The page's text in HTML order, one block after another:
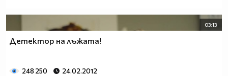
03:13
Детектор на лъжата!
248 250 24.02.2012